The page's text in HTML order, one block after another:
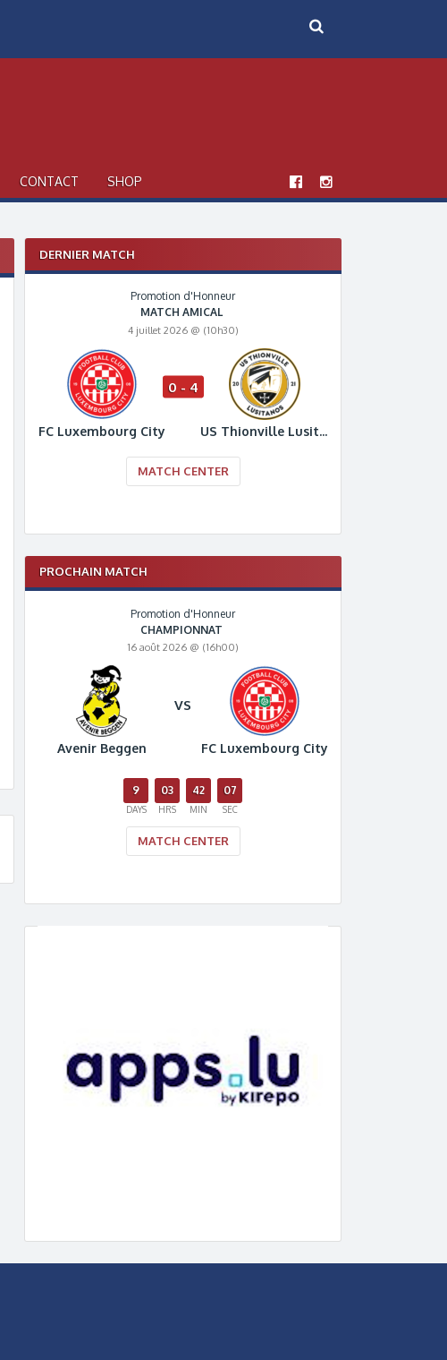
CONTACT SHOP
DERNIER MATCH
Promotion d'Honneur
MATCH AMICAL
4 juillet 2026 @ (10h30)
FC Luxembourg City
0 - 4
US Thionville Lusitanos
MATCH CENTER
PROCHAIN MATCH
Promotion d'Honneur
CHAMPIONNAT
16 août 2026 @ (16h00)
Avenir Beggen
VS
FC Luxembourg City
9
DAYS
03
HRS
42
MIN
06
SEC
MATCH CENTER